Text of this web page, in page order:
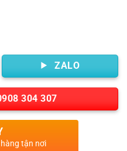
ZALO
304 307
tận nơi